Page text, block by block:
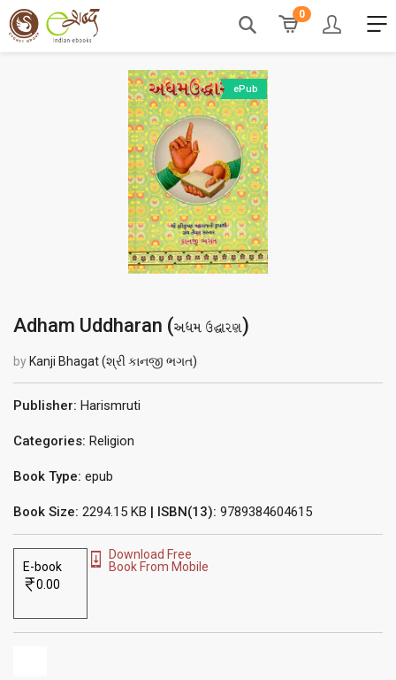
0
ePub
Adham Uddharan (અધમ ઉદ્ધારણ)
by Kanji Bhagat (શ્રી કાનજી ભગત)
Publisher: Harismruti
Categories: Religion
Book Type: epub
Book Size: 2294.15 KB | ISBN(13): 9789384604615
E-book
0.00
Download Free
Book From Mobile